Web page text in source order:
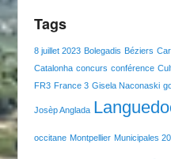
Tags
8 juillet 2023 Bolegadis Béziers
Catalonha concurs conférence
FR3 France 3 Gisela Naconaski
Josèp Anglada
occitane Montpellier Municipales